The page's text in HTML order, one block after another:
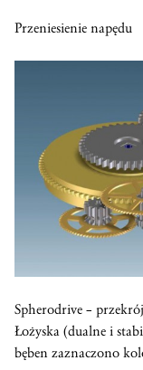
Przeniesienie napędu
Spherodrive –
Łożyska (dualne i
bęben zaznaczono